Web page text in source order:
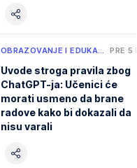
OBRAZOVANJE I EDUKA… PRE 5 H
Uvode stroga pravila zbog
ChatGPT-ja: Učenici će
morati usmeno da brane
radove kako bi dokazali da
nisu varali